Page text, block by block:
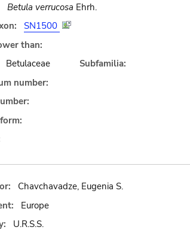
Betula verrucosa Ehrh.
SN1500
than:
Betulaceae
Subfamilia:
number:
Chavchavadze, Eugenia S.
Europe
U.R.S.S.